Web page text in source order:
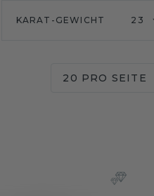
KARAT-GEWICHT 23
20 PRO SEITE